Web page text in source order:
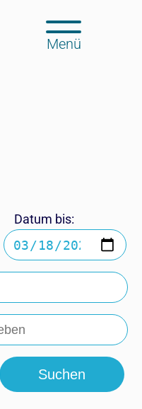
Menü
Datum bis:
Suchen